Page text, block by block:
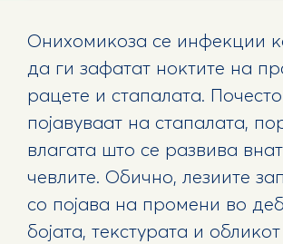
Онихомикоза се инфекции
да ги зафатат ноктите на
рацете и стапалата.
појавуваат на стапалата,
влагата што се развива
чевлите. Обично, лезиите
со појава на промени во
бојата, текстурата и